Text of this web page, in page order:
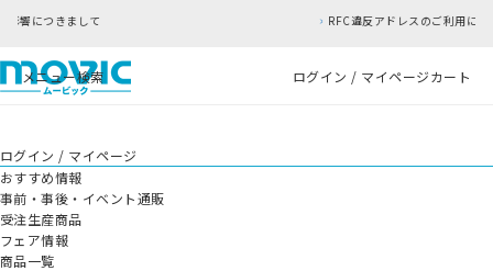
RFC違反アドレスのご利用について
メニュー検索 ログイン / マイページカート
ログイン / マイページ
おすすめ情報
事前・事後・イベント通販
受注生産商品
フェア情報
商品一覧